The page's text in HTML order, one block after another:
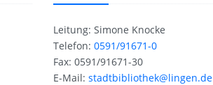
Leitung: Simone Knocke
Telefon: 0591/91671-0
Fax: 0591/91671-30
E-Mail: stadtbibliothek@lingen.de